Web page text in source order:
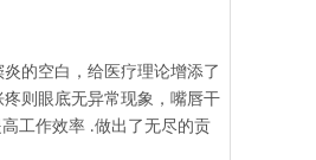
的空白，给医疗理论增添了
则眼底无异常现象，嘴唇干
高工作效率 .做出了无尽的贡